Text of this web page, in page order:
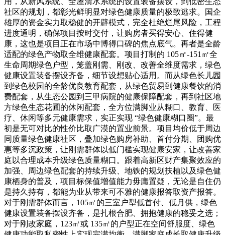
社区的规划，都彰光鲜明显对绿色健康质量的极致逃求。国企
雄厚的资金实力取稳健的开辟模式，完全杜绝烂尾风险，工程
进度通明，确保项目按时交付，让购房者买得安心、住得健
康，这也是项目正在市场中博得口碑的焦点底气。再者是全龄
适配的绿色产物取全维健康配套。项目打制的 105㎡-151㎡全
生命周期绿色户型，笼盖刚需、刚改、改善全维度需求，绿色
健康设置装备摆设齐备，细节设想贴心适用。而从绿色长儿园
到绿色校园的全龄优良教育配套，从绿色贸易到健康餐饮的消
费配套，从生态公园到三甲病院的健康保障配套，再到社区地
方绿色生态花圃的休闲配套，全方位满脚业从糊口、教育、医
疗、休闲等多元健康需求，实正实现 “绿色健康糊口圈”。最
初是无可对比的性价比取广漠的置业前景。项目均价低于周边
同质量绿色健康社区，叠加绿色购房补助、首付分期、团购优
惠等多沉政策，让刚需群体以低门槛实现健康安家，让改善家
庭以合理成本升级绿色质量糊口。跟着高新区财产集聚效应的
加强、周边绿色配套的持续升级、地铁的规划扶植以及绿色健
康栖身的普及，项目标保值增值能力毋庸置疑，无论是自住仍
是持久持有，都能为业从带来可不雅的健康报答取资产报答。
对于刚需群体而言，105㎡的三室户型低首付、低月供，绿色
健康设置装备摆设齐备，是扎根合肥、拥抱健康的稳妥之选；
对于刚改家庭，123㎡或 135㎡的户型正在空间舒服度、绿色